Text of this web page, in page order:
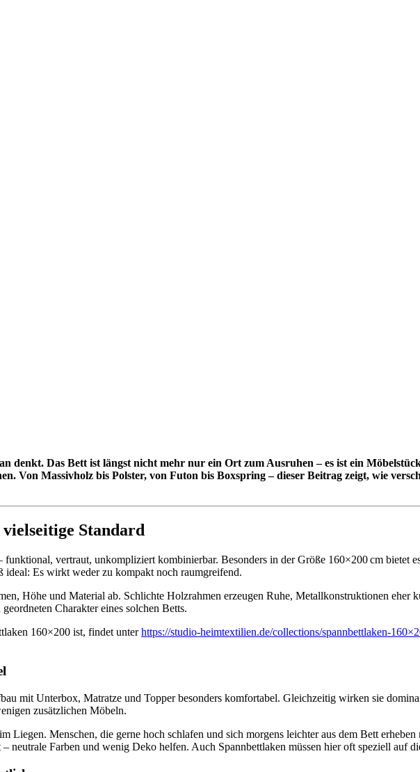
denkt. Das Bett ist längst nicht mehr nur ein Ort zum Ausruhen – es ist ein
Von Massivholz bis Polster, von Futon bis Boxspring – dieser Beitrag zeigt, wie
Standard
vertraut, unkompliziert kombinierbar. Besonders in der Größe 160×200 cm bietet
ideal: Es wirkt weder zu kompakt noch raumgreifend.
Höhe und Material ab. Schlichte Holzrahmen erzeugen Ruhe, Metallkonstruktionen eher
Charakter eines solchen Betts.
160×200 ist, findet unterhttps://studio-heimtextilien.de/collections/spannbettlaken-
mit Unterbox, Matratze und Topper besonders komfortabel. Gleichzeitig wirken sie
zusätzlichen Möbeln.
Liegen. Menschen, die gerne hoch schlafen und sich morgens leichter aus dem Bett
neutrale Farben und wenig Deko helfen. Auch Spannbettlaken müssen hier oft speziell auf